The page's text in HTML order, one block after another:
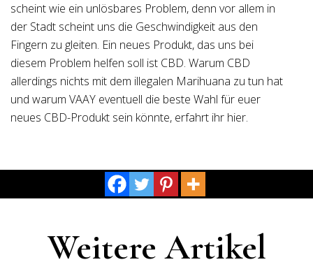
scheint wie ein unlösbares Problem, denn vor allem in
der Stadt scheint uns die Geschwindigkeit aus den
Fingern zu gleiten. Ein neues Produkt, das uns bei
diesem Problem helfen soll ist CBD. Warum CBD
allerdings nichts mit dem illegalen Marihuana zu tun hat
und warum VAAY eventuell die beste Wahl für euer
neues CBD-Produkt sein könnte, erfahrt ihr hier.
Weitere Artikel